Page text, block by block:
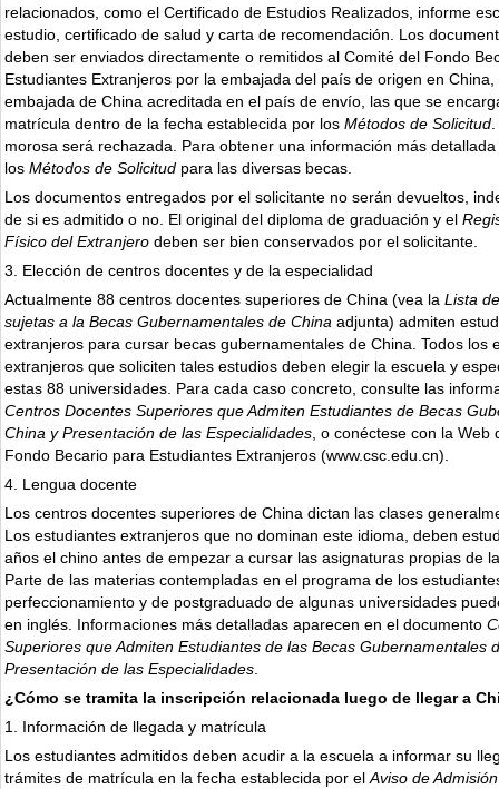
relacionados, como el Certificado de Estudios Realizados, informe
estudio, certificado de salud y carta de recomendación. Los
deben ser enviados directamente o remitidos al Comité del Fondo
Estudiantes Extranjeros por la embajada del país de origen en China,
embajada de China acreditada en el país de envío, las que se
matrícula dentro de la fecha establecida por los Métodos de Solicitud
morosa será rechazada. Para obtener una información más
los Métodos de Solicitud para las diversas becas.
Los documentos entregados por el solicitante no serán devueltos,
de si es admitido o no. El original del diploma de graduación y el
Físico del Extranjero deben ser bien conservados por el solicitante.
3. Elección de centros docentes y de la especialidad
Actualmente 88 centros docentes superiores de China (vea la Lista
sujetas a la Becas Gubernamentales de China adjunta) admiten
extranjeros para cursar becas gubernamentales de China. Todos los
extranjeros que soliciten tales estudios deben elegir la escuela y
estas 88 universidades. Para cada caso concreto, consulte las
Centros Docentes Superiores que Admiten Estudiantes de Becas
China y Presentación de las Especialidades , o conéctese con la Web
Fondo Becario para Estudiantes Extranjeros (www.csc.edu.cn).
4. Lengua docente
Los centros docentes superiores de China dictan las clases
Los estudiantes extranjeros que no dominan este idioma, deben
años el chino antes de empezar a cursar las asignaturas propias de
Parte de las materias contempladas en el programa de los
perfeccionamiento y de postgraduado de algunas universidades
en inglés. Informaciones más detalladas aparecen en el documento
Superiores que Admiten Estudiantes de las Becas Gubernamentales
Presentación de las Especialidades
¿Cómo se tramita la inscripción relacionada luego de llegar a
1. Información de llegada y matrícula
Los estudiantes admitidos deben acudir a la escuela a informar su
trámites de matrícula en la fecha establecida por el Aviso de Admisión